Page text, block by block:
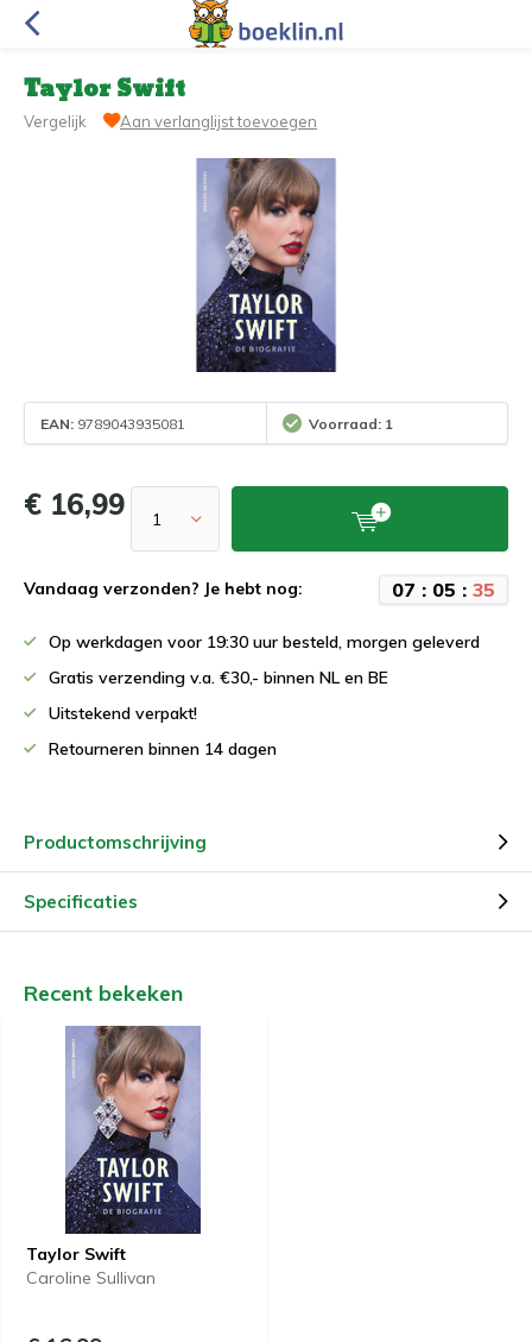
Taylor Swift
Vergelijk Aan verlanglijst toevoegen
EAN: 9789043935081 Voorraad: 1
€ 16,99
Vandaag verzonden? Je hebt nog: 07 : 05 : 35
Op werkdagen voor 19:30 uur besteld, morgen geleverd
Gratis verzending v.a. €30,- binnen NL en BE
Uitstekend verpakt!
Retourneren binnen 14 dagen
Productomschrijving
Specificaties
Recent bekeken
Taylor Swift
Caroline Sullivan